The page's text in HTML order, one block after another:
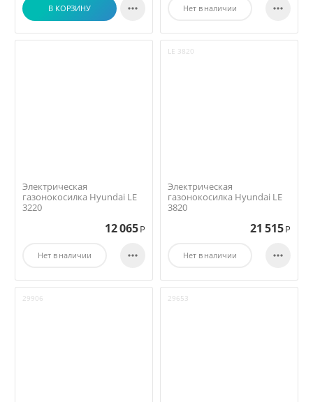
В КОРЗИНУ  Нет в наличии 
Электрическая
газонокосилка Hyundai LE
3220
12 065 Р
Нет в наличии 
LE 3820
Электрическая
газонокосилка Hyundai LE
3820
21 515 Р
Нет в наличии 
29906 29653